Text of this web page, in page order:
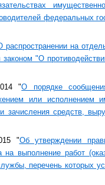
федеральных
распространении на
"О
"О порядке
или исполнением
зачисления средств,
"Об утверждении
на выполнение работ
перечень которых